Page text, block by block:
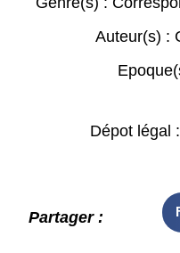
Auteur(s) :
Dépot légal
Partager :